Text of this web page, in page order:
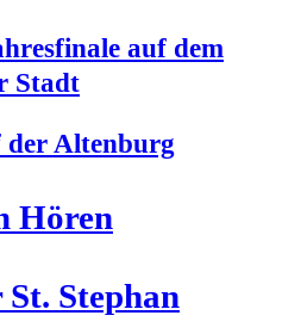
auf dem
Stadt
der Altenburg
Hören
Stephan